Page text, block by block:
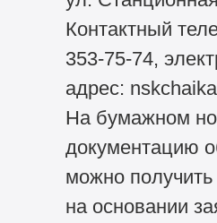
Контактный
353-75-74,
адрес:
На бумажном
документацию
можно получить
на основании